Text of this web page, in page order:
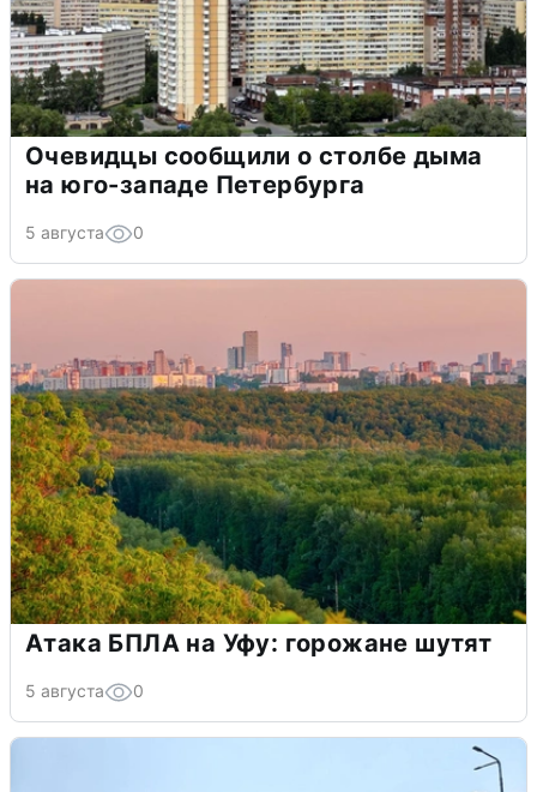
Очевидцы сообщили о столбе дыма
на юго-западе Петербурга
5 августа 0
Атака БПЛА на Уфу: горожане шутят
5 августа 0